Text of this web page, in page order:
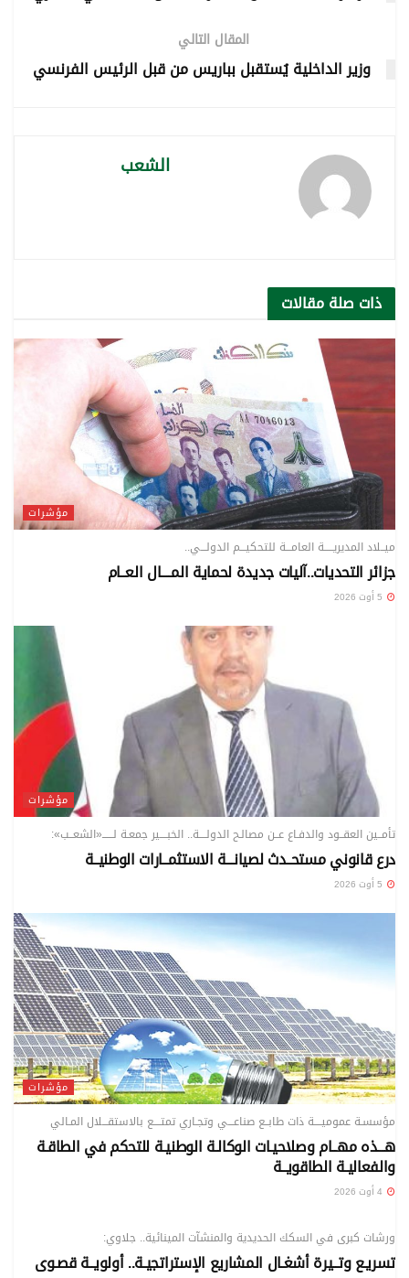
المقال التالي
وزير الداخلية يُستقبل بباريس من قبل الرئيس الفرنسي
الشعب
ذات صلةمقالات
مؤشرات
ميــلاد المديريـــــة العامـــة للتحكيـــم الدولـــي..
جزائر التحديات..آليات جديدة لحماية المــــال العــام
مؤشرات
تأمــين العقــود والدفـاع عــن مصالـح الدولــــة.. الخبــــير جمعـة لــــــ«الشعــب»:
درع قانوني مستحــدث لصيانـــة الاستثمــارات الوطنيــة
مؤشرات
مؤسسـة عموميــــة ذات طابــع صناعـــي وتجـاري تمتــــع بالاستقـــلال المـالي
هـــذه مهــام وصلاحيـات الوكالـة الوطنيـة للتحكم في الطاقـة
والفعاليـة الطاقويــة
ورشات كبرى في السكك الحديدية والمنشآت المينائية.. جلاوي:
تسريـع وتــيرة أشغـال المشاريع الإستراتجيـة.. أولويــة قصـوى